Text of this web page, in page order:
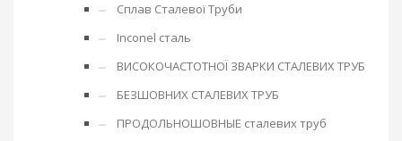
Сплав Сталевої Труби
Inconel сталь
ВИСОКОЧАСТОТНОЇ ЗВАРКИ СТАЛЕВИХ ТРУБ
БЕЗШОВНИХ СТАЛЕВИХ ТРУБ
ПРОДОЛЬНОШОВНЫЕ сталевих труб